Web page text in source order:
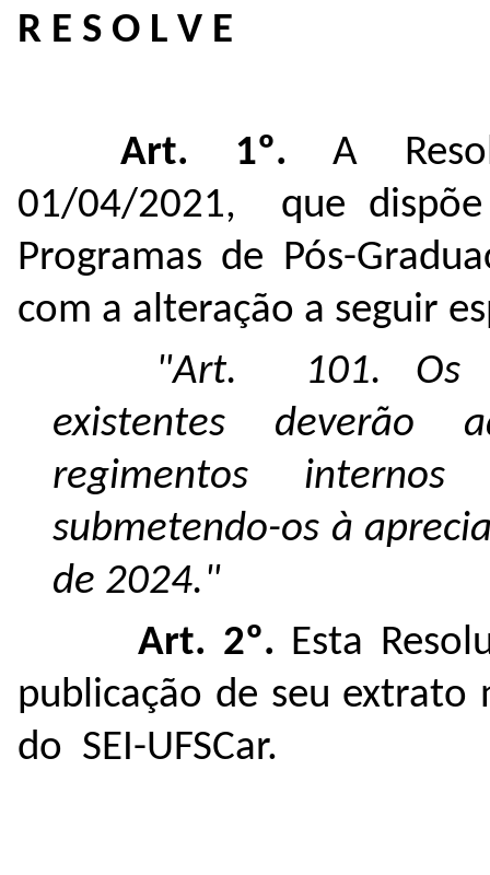
R E S O L V E
Art. 1º.A
01/04/2021, que
Programas de Pós-
com a alteração a seguir
"Art. 101. Os
existentes deverão
regimentos
submetendo-os à
de 2024."
Art. 2º. Esta
publicação de seu extrato
do SEI-UFSCar.